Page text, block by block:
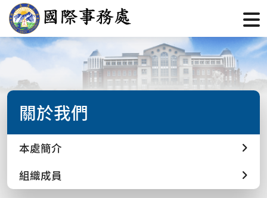
關於我們
本處簡介
組織成員